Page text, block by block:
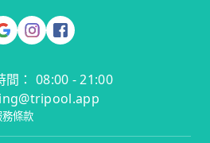
間： 08:00 - 21:00
務條款